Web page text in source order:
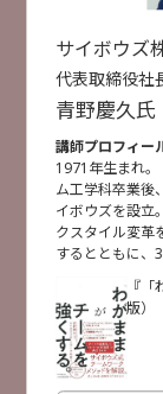
株式会
稲垣 竜
AI活用
B36] 15:15 ~ 15:45
経営層必見
価制度につ
デジタ
田中 里
セキュリティ対策
サイボウズ
代表取締役社
青野慶久氏
講師プロフィー
1971年生まれ
ム工学科卒業後
イボウズを設立
クスタイル変革
するとともに、
『
版）